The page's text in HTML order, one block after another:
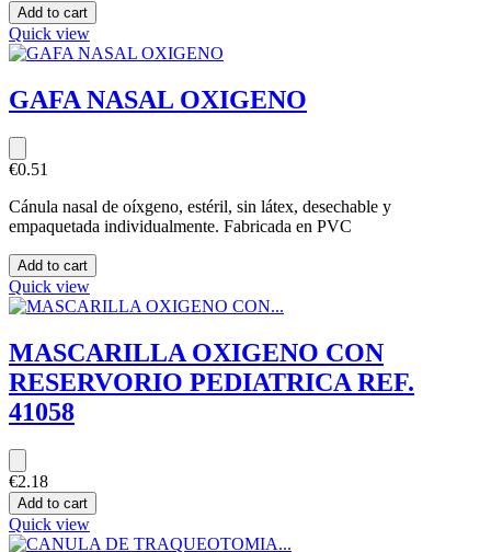
Add to cart
Quick view
GAFA NASAL OXIGENO
€0.51
Cánula nasal de oíxgeno, estéril, sin látex, desechable y
empaquetada individualmente. Fabricada en PVC
Add to cart
Quick view
MASCARILLA OXIGENO CON
RESERVORIO PEDIATRICA REF.
41058
€2.18
Add to cart
Quick view